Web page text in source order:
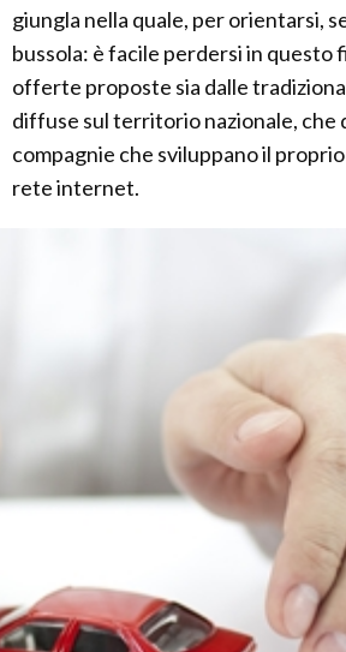
giungla nella quale, per orientarsi,
bussola: è facile perdersi in questo
offerte proposte sia dalle
diffuse sul territorio nazionale, che
compagnie che sviluppano il
rete internet.